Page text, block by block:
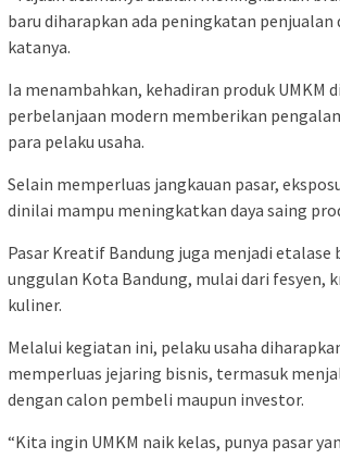
baru diharapkan ada peningkatan penjualan
katanya.
Ia menambahkan, kehadiran produk UMKM
perbelanjaan modern memberikan
para pelaku usaha.
Selain memperluas jangkauan pasar,
dinilai mampu meningkatkan daya saing
Pasar Kreatif Bandung juga menjadi etalase
unggulan Kota Bandung, mulai dari fesyen,
kuliner.
Melalui kegiatan ini, pelaku usaha
memperluas jejaring bisnis, termasuk
dengan calon pembeli maupun investor.
“Kita ingin UMKM naik kelas, punya pasar